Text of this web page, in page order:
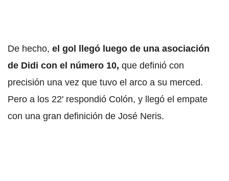
De hecho, el gol llegó luego de una asociación
de Didi con el número 10, que definió con
precisión una vez que tuvo el arco a su merced.
Pero a los 22' respondió Colón, y llegó el empate
con una gran definición de José Neris.